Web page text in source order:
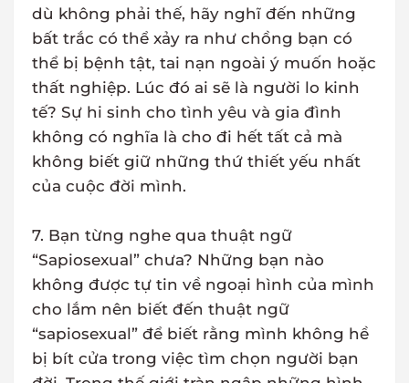
dù không phải thế, hãy nghĩ đến những
bất trắc có thể xảy ra như chồng bạn có
thể bị bệnh tật, tai nạn ngoài ý muốn hoặc
thất nghiệp. Lúc đó ai sẽ là người lo kinh
tế? Sự hi sinh cho tình yêu và gia đình
không có nghĩa là cho đi hết tất cả mà
không biết giữ những thứ thiết yếu nhất
của cuộc đời mình.
7. Bạn từng nghe qua thuật ngữ
“Sapiosexual” chưa? Những bạn nào
không được tự tin về ngoại hình của mình
cho lắm nên biết đến thuật ngữ
“sapiosexual” để biết rằng mình không hề
bị bít cửa trong việc tìm chọn người bạn